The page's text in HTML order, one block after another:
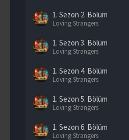
1. Sezon 2. Bölüm
Loving Strangers
1. Sezon 3. Bölüm
Loving Strangers
1. Sezon 4. Bölüm
Loving Strangers
1. Sezon 5. Bölüm
Loving Strangers
1. Sezon 6. Bölüm
Loving Strangers